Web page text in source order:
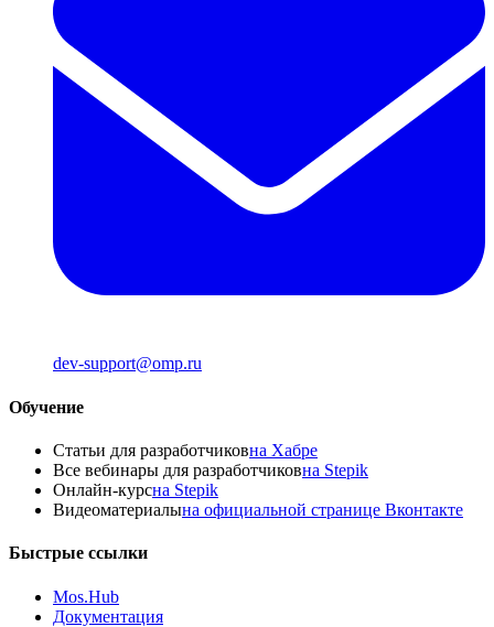
dev-support@omp.ru
Обучение
Статьи для разработчиковна Хабре
Все вебинары для разработчиковна Stepik
Онлайн-курсна Stepik
Видеоматериалына официальной странице Вконтакте
Быстрые ссылки
Mos.Hub
Документация